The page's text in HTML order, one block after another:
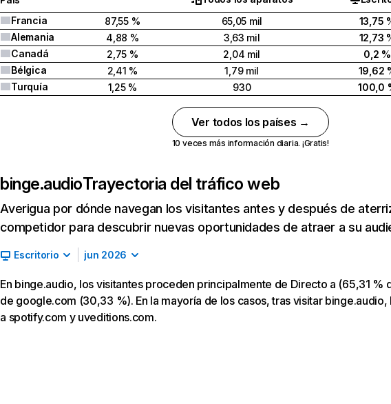
Francia
87,55 % 65,05 mil
13,75
Alemania
4,88 % 3,63 mil
12,73
Canadá
2,75 % 2,04 mil
0,2 %
Bélgica
2,41 % 1,79 mil
19,62
Turquía
1,25 % 930 100,0
Ver todos los países →
10 veces más información diaria. ¡Gratis!
binge.audioTrayectoria del tráfico web
Averigua por dónde navegan los visitantes antes y después de
competidor para descubrir nuevas oportunidades de atraer a su
Escritorio jun 2026
En binge.audio, los visitantes proceden principalmente de Directo a (65,31 %
de google.com (30,33 %). En la mayoría de los casos, tras visitar binge.audio,
a spotify.com y uveditions.com.